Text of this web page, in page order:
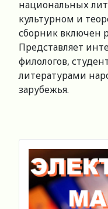
национальных
культурном и
сборник включен
Представляет
филологов,
литературами
зарубежья.